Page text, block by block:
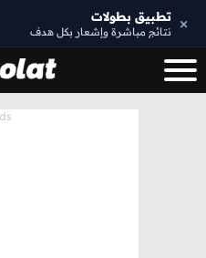
× تطبيق بطولات
نتائج مباشرة وإشعار بكل هدف